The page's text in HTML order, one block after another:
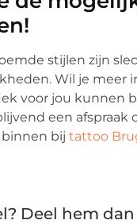
stijlen zijn
Wil je meer
voor jou kunnen
een afspraak
binnen bijtattoo
Deel hem